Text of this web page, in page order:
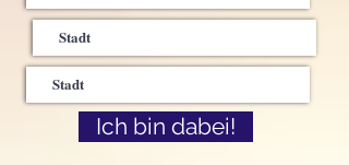
Ich bin dabei!